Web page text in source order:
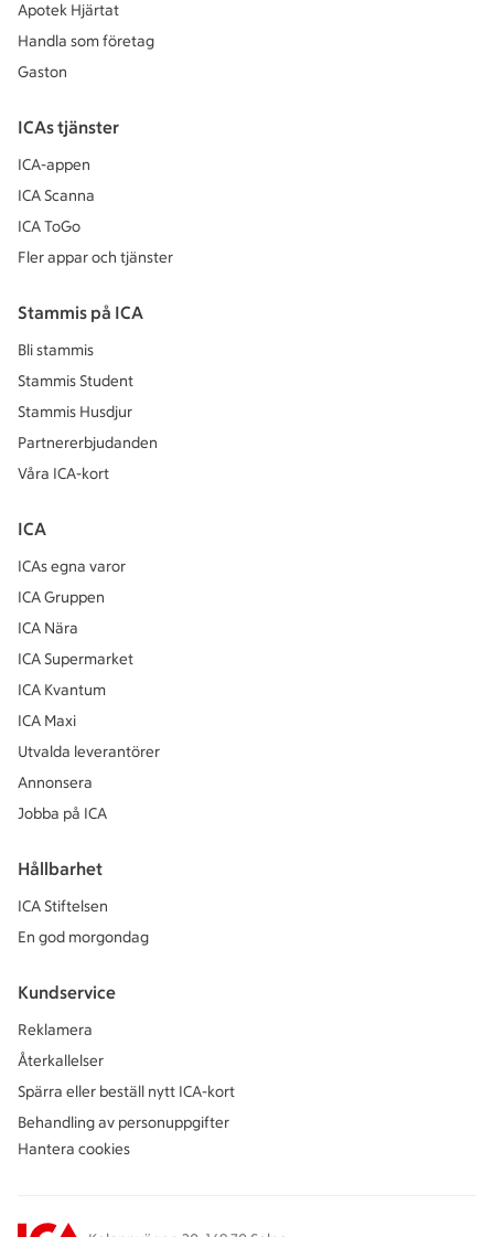
Apotek Hjärtat
Handla som företag
Gaston
ICAs tjänster
ICA-appen
ICA Scanna
ICA ToGo
Fler appar och tjänster
Stammis på ICA
Bli stammis
Stammis Student
Stammis Husdjur
Partnererbjudanden
Våra ICA-kort
ICA
ICAs egna varor
ICA Gruppen
ICA Nära
ICA Supermarket
ICA Kvantum
ICA Maxi
Utvalda leverantörer
Annonsera
Jobba på ICA
Hållbarhet
ICA Stiftelsen
En god morgondag
Kundservice
Reklamera
Återkallelser
Spärra eller beställ nytt ICA-kort
Behandling av personuppgifter
Hantera cookies